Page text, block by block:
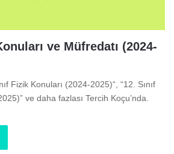
ve Müfredatı (2024-
Fizik Konuları (2024-2025)“, “12. Sınıf
ve daha fazlası Tercih Koçu’nda.